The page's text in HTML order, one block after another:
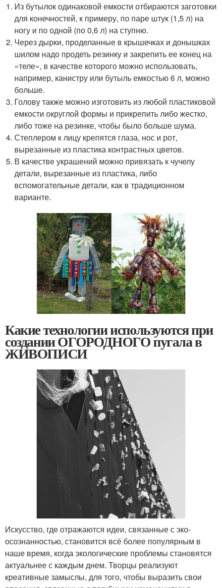
Из бутылок одинаковой емкости отбираются заготовки
для конечностей, к примеру, по паре штук (1,5 л) на
ногу и по одной (по 0,6 л) на ступню.
Через дырки, проделанные в крышечках и донышках
шилом надо продеть резинку и закрепить ее конец на
«теле», в качестве которого можно использовать,
например, канистру или бутыль емкостью 6 л, можно
больше.
Голову также можно изготовить из любой пластиковой
емкости округлой формы и прикрепить либо жестко,
либо тоже на резинке, чтобы было больше шума.
Степлером к лицу крепятся глаза, нос и рот,
вырезанные из пластика контрастных цветов.
В качестве украшений можно привязать к чучелу
детали, вырезанные из пластика, либо
вспомогательные детали, как в традиционном
варианте.
Какие технологии используются при
создании ОГОРОДНОГО пугала в
ЖИВОПИСИ
Искусство, где отражаются идеи, связанные с эко-
осознанностью, становится всё более популярным в
наше время, когда экологические проблемы становятся
актуальнее с каждым днем. Творцы реализуют
креативные замыслы, для того, чтобы выразить свои